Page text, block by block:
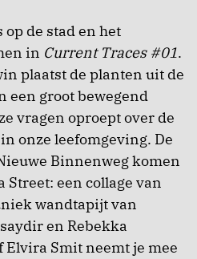
de stad en het
in Current Traces #01.
plaatst de planten uit de
een groot bewegend
vragen oproept over de
onze leefomgeving. De
Binnenweg komen
Street: een collage van
wandtapijt van
en Rebekka
Elvira Smit neemt je mee